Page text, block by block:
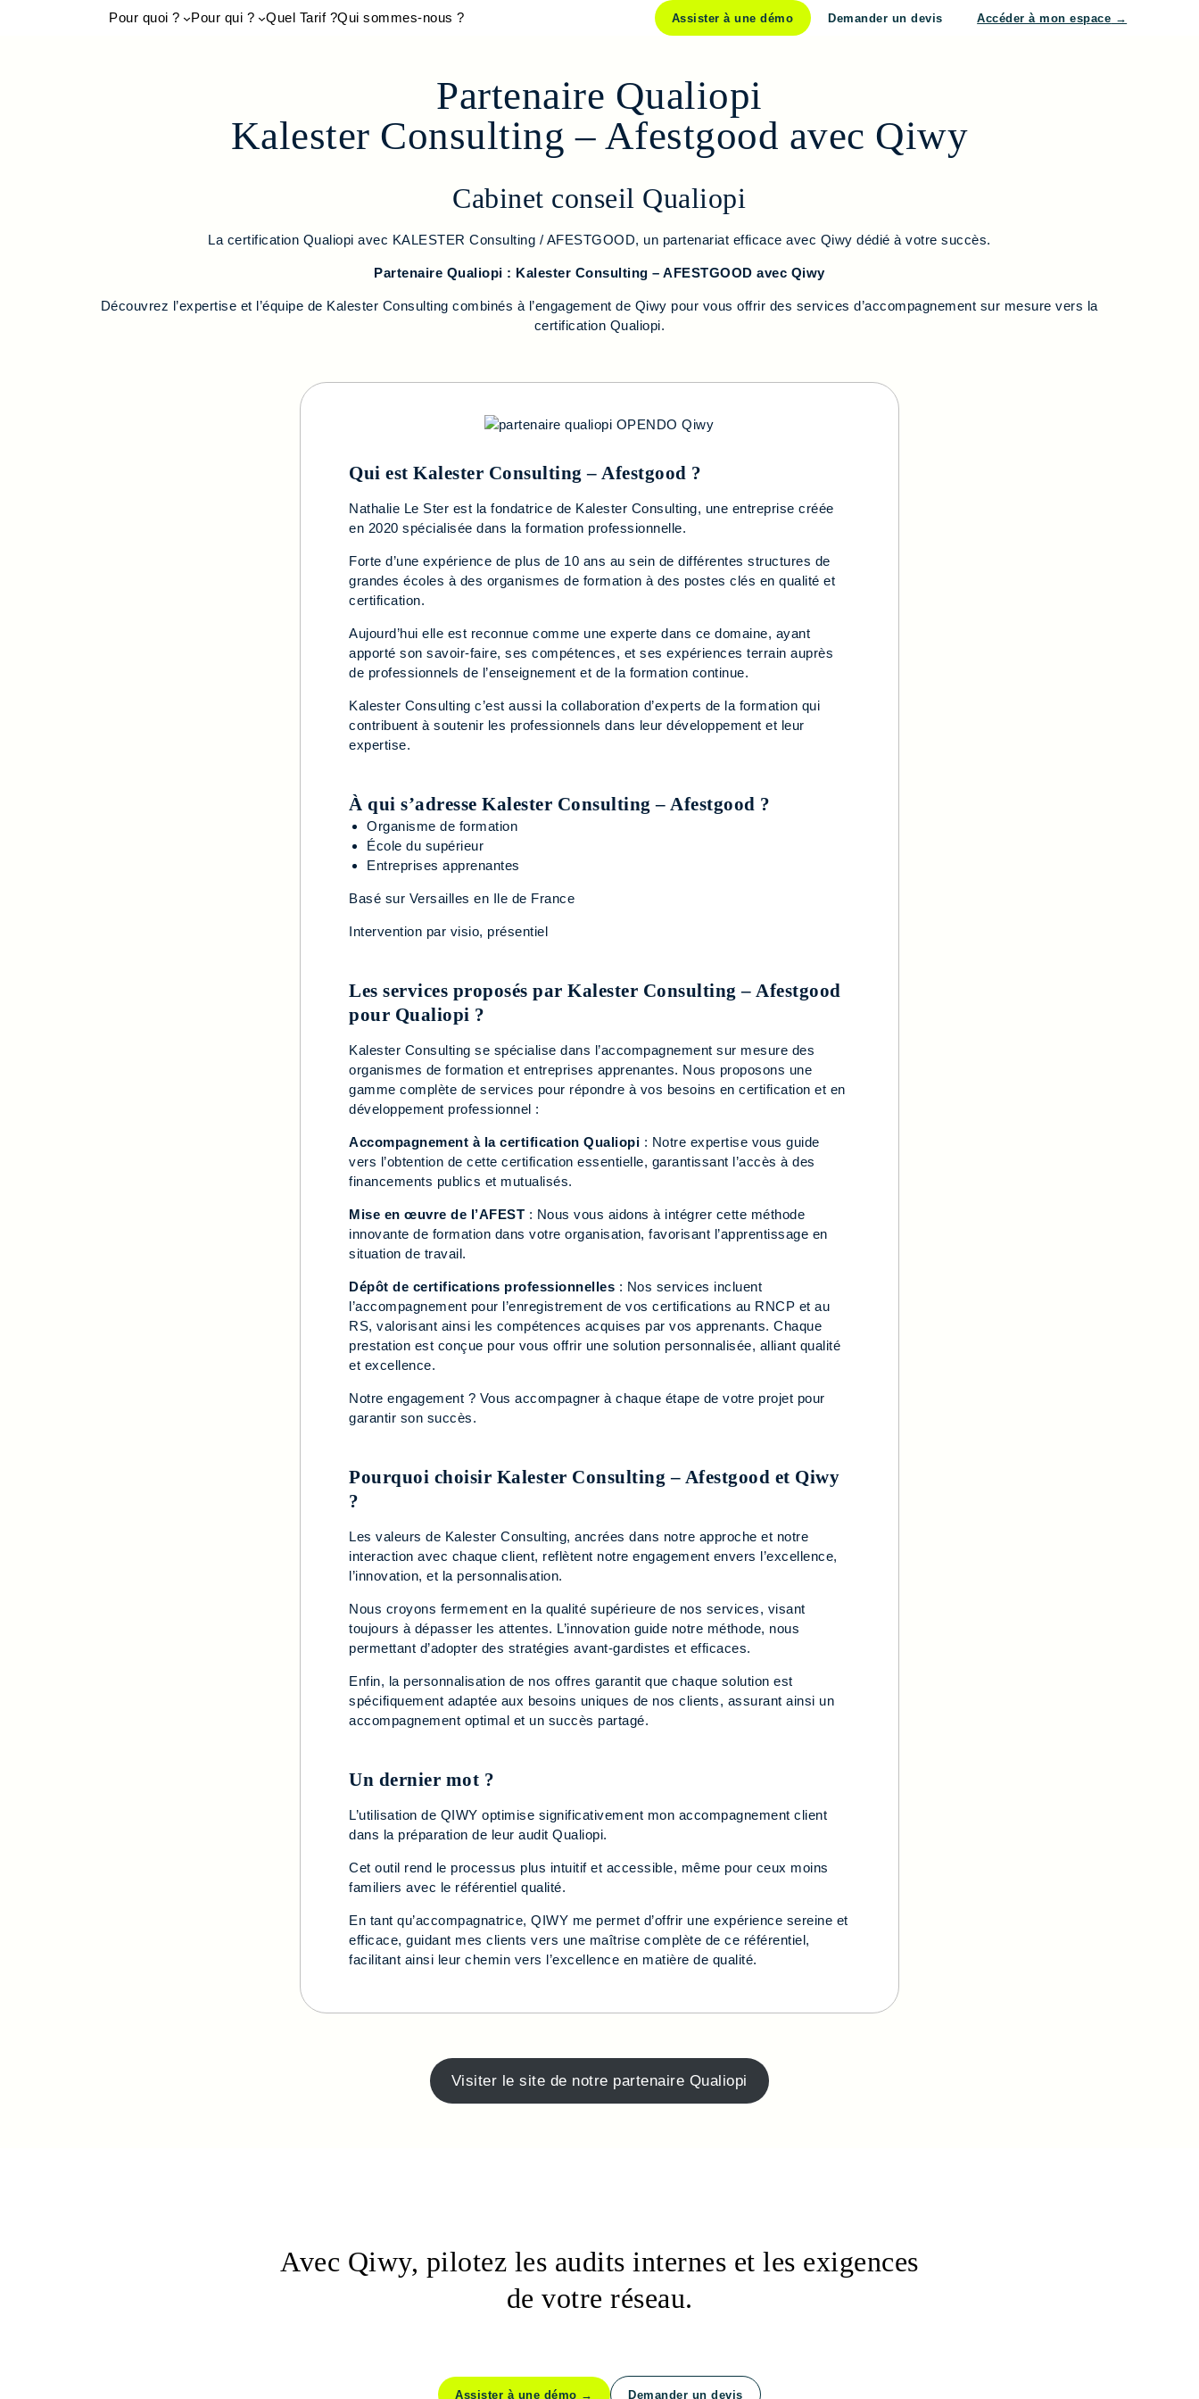
Pour quoi ? Pour qui ? Quel Tarif ?Qui sommes-nous ? Assister à une démo Demander un devis Accéder à mon espace →
Partenaire Qualiopi
Kalester Consulting – Afestgood avec Qiwy
Cabinet conseil Qualiopi
La certification Qualiopi avec KALESTER Consulting / AFESTGOOD, un partenariat efficace avec Qiwy dédié à votre succès.
Partenaire Qualiopi : Kalester Consulting – AFESTGOOD avec Qiwy
Découvrez l’expertise et l’équipe de Kalester Consulting combinés à l’engagement de Qiwy pour vous offrir des services d’accompagnement sur mesure vers la
certification Qualiopi.
Qui est Kalester Consulting – Afestgood ?
Nathalie Le Ster est la fondatrice de Kalester Consulting, une entreprise créée
en 2020 spécialisée dans la formation professionnelle.
Forte d’une expérience de plus de 10 ans au sein de différentes structures de
grandes écoles à des organismes de formation à des postes clés en qualité et
certification.
Aujourd’hui elle est reconnue comme une experte dans ce domaine, ayant
apporté son savoir-faire, ses compétences, et ses expériences terrain auprès
de professionnels de l’enseignement et de la formation continue.
Kalester Consulting c’est aussi la collaboration d’experts de la formation qui
contribuent à soutenir les professionnels dans leur développement et leur
expertise.
À qui s’adresse Kalester Consulting – Afestgood ?
Organisme de formation
École du supérieur
Entreprises apprenantes
Basé sur Versailles en Ile de France
Intervention par visio, présentiel
Les services proposés par Kalester Consulting – Afestgood
pour Qualiopi ?
Kalester Consulting se spécialise dans l’accompagnement sur mesure des
organismes de formation et entreprises apprenantes. Nous proposons une
gamme complète de services pour répondre à vos besoins en certification et en
développement professionnel :
Accompagnement à la certification Qualiopi : Notre expertise vous guide
vers l’obtention de cette certification essentielle, garantissant l’accès à des
financements publics et mutualisés.
Mise en œuvre de l’AFEST : Nous vous aidons à intégrer cette méthode
innovante de formation dans votre organisation, favorisant l’apprentissage en
situation de travail.
Dépôt de certifications professionnelles : Nos services incluent
l’accompagnement pour l’enregistrement de vos certifications au RNCP et au
RS, valorisant ainsi les compétences acquises par vos apprenants. Chaque
prestation est conçue pour vous offrir une solution personnalisée, alliant qualité
et excellence.
Notre engagement ? Vous accompagner à chaque étape de votre projet pour
garantir son succès.
Pourquoi choisir Kalester Consulting – Afestgood et Qiwy
?
Les valeurs de Kalester Consulting, ancrées dans notre approche et notre
interaction avec chaque client, reflètent notre engagement envers l’excellence,
l’innovation, et la personnalisation.
Nous croyons fermement en la qualité supérieure de nos services, visant
toujours à dépasser les attentes. L’innovation guide notre méthode, nous
permettant d’adopter des stratégies avant-gardistes et efficaces.
Enfin, la personnalisation de nos offres garantit que chaque solution est
spécifiquement adaptée aux besoins uniques de nos clients, assurant ainsi un
accompagnement optimal et un succès partagé.
Un dernier mot ?
L’utilisation de QIWY optimise significativement mon accompagnement client
dans la préparation de leur audit Qualiopi.
Cet outil rend le processus plus intuitif et accessible, même pour ceux moins
familiers avec le référentiel qualité.
En tant qu’accompagnatrice, QIWY me permet d’offrir une expérience sereine et
efficace, guidant mes clients vers une maîtrise complète de ce référentiel,
facilitant ainsi leur chemin vers l’excellence en matière de qualité.
Visiter le site de notre partenaire Qualiopi
Avec Qiwy, pilotez les audits internes et les exigences
de votre réseau.
Assister à une démo → Demander un devis